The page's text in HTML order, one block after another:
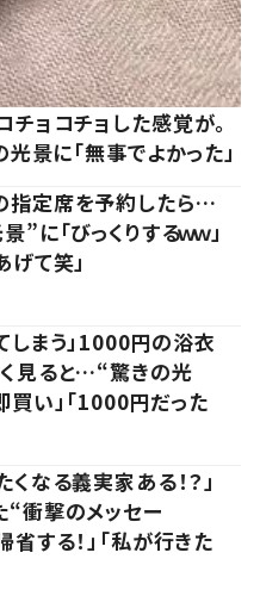
チョコチョした感覚が。
光景に「無事でよかった」
定席を予約したら…
に「びっくりするｗｗ」
げて笑」
しまう」1000円の浴衣
見ると…“驚きの光
買い」「1000円だった
くなる義実家ある！？」
衝撃のメッセー
する！」「私が行きた